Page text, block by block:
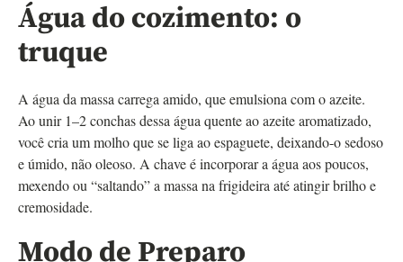
Água do cozimento: o
truque
A água da massa carrega amido, que emulsiona com o azeite.
Ao unir 1–2 conchas dessa água quente ao azeite aromatizado,
você cria um molho que se liga ao espaguete, deixando-o sedoso
e úmido, não oleoso. A chave é incorporar a água aos poucos,
mexendo ou “saltando” a massa na frigideira até atingir brilho e
cremosidade.
Modo de Preparo